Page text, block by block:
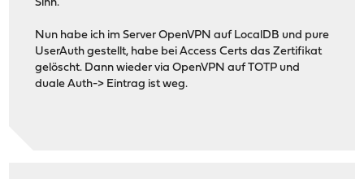
Sinn.
Nun habe ich im Server OpenVPN auf LocalDB und pure
UserAuth gestellt, habe bei Access Certs das Zertifikat
gelöscht. Dann wieder via OpenVPN auf TOTP und
duale Auth-> Eintrag ist weg.